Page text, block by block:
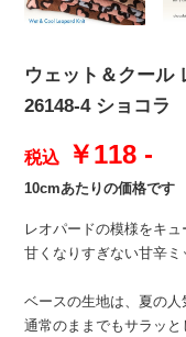
ウェット＆クール
26148-4 ショコラ
税込 ￥118 -
10cmあたりの価格です
レオパードの模様をキ
甘くなりすぎない甘辛
ベースの生地は、夏の人
通常のままでもサラッと